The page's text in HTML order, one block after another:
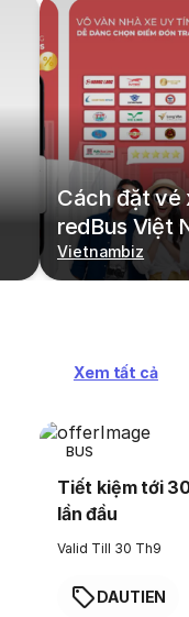
Cách đặt vé
redBus Việt
Vietnambiz
Xem tất cả
BUS
Tiết kiệm tới
lần đầu
Valid Till 30 Th9
DAUTIEN